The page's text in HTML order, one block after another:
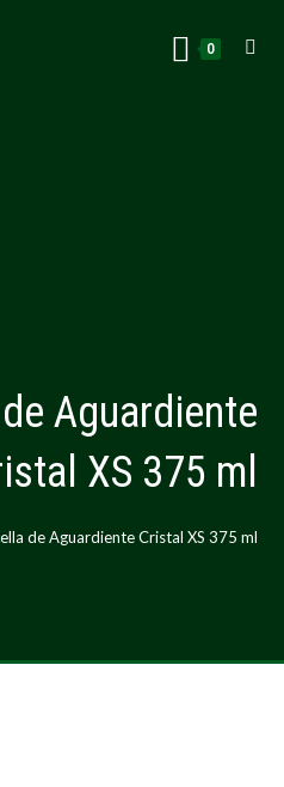
0
Aguardiente
XS 375 ml
de Aguardiente Cristal XS 375 ml